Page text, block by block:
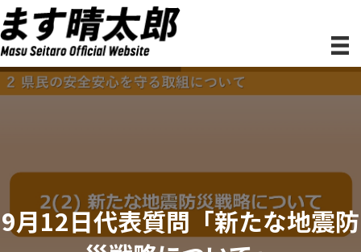
9月12日代表質問「新たな地震防